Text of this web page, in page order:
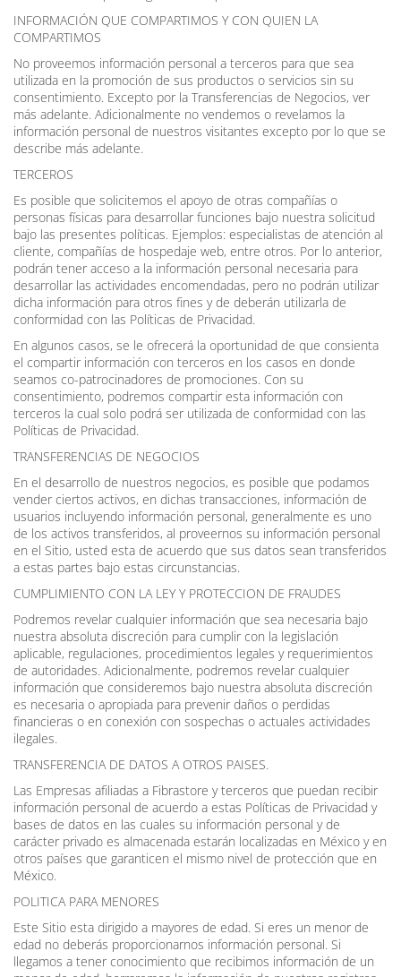
INFORMACIÓN QUE COMPARTIMOS Y CON QUIEN LA
COMPARTIMOS
No proveemos información personal a terceros para que sea
utilizada en la promoción de sus productos o servicios sin su
consentimiento. Excepto por la Transferencias de Negocios, ver
más adelante. Adicionalmente no vendemos o revelamos la
información personal de nuestros visitantes excepto por lo que se
describe más adelante.
TERCEROS
Es posible que solicitemos el apoyo de otras compañías o
personas físicas para desarrollar funciones bajo nuestra solicitud
bajo las presentes políticas. Ejemplos: especialistas de atención al
cliente, compañías de hospedaje web, entre otros. Por lo anterior,
podrán tener acceso a la información personal necesaria para
desarrollar las actividades encomendadas, pero no podrán utilizar
dicha información para otros fines y de deberán utilizarla de
conformidad con las Políticas de Privacidad.
En algunos casos, se le ofrecerá la oportunidad de que consienta
el compartir información con terceros en los casos en donde
seamos co-patrocinadores de promociones. Con su
consentimiento, podremos compartir esta información con
terceros la cual solo podrá ser utilizada de conformidad con las
Políticas de Privacidad.
TRANSFERENCIAS DE NEGOCIOS
En el desarrollo de nuestros negocios, es posible que podamos
vender ciertos activos, en dichas transacciones, información de
usuarios incluyendo información personal, generalmente es uno
de los activos transferidos, al proveernos su información personal
en el Sitio, usted esta de acuerdo que sus datos sean transferidos
a estas partes bajo estas circunstancias.
CUMPLIMIENTO CON LA LEY Y PROTECCION DE FRAUDES
Podremos revelar cualquier información que sea necesaria bajo
nuestra absoluta discreción para cumplir con la legislación
aplicable, regulaciones, procedimientos legales y requerimientos
de autoridades. Adicionalmente, podremos revelar cualquier
información que consideremos bajo nuestra absoluta discreción
es necesaria o apropiada para prevenir daños o perdidas
financieras o en conexión con sospechas o actuales actividades
ilegales.
TRANSFERENCIA DE DATOS A OTROS PAISES.
Las Empresas afiliadas a Fibrastore y terceros que puedan recibir
información personal de acuerdo a estas Políticas de Privacidad y
bases de datos en las cuales su información personal y de
carácter privado es almacenada estarán localizadas en México y en
otros países que garanticen el mismo nivel de protección que en
México.
POLITICA PARA MENORES
Este Sitio esta dirigido a mayores de edad. Si eres un menor de
edad no deberás proporcionarnos información personal. Si
llegamos a tener conocimiento que recibimos información de un